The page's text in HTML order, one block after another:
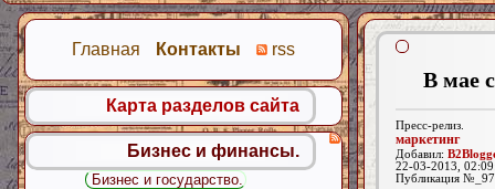
В мае
Пресс-релиз.
маркетинг
Добавил:
22-03-2013,
Публикация
Главная Контакты rss
Карта разделов сайта
Бизнес и финансы.
Бизнес и государство.